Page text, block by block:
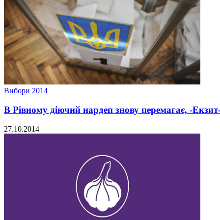
Вибори 2014
В Рівному діючий нардеп знову перемагає, -
27.10.2014